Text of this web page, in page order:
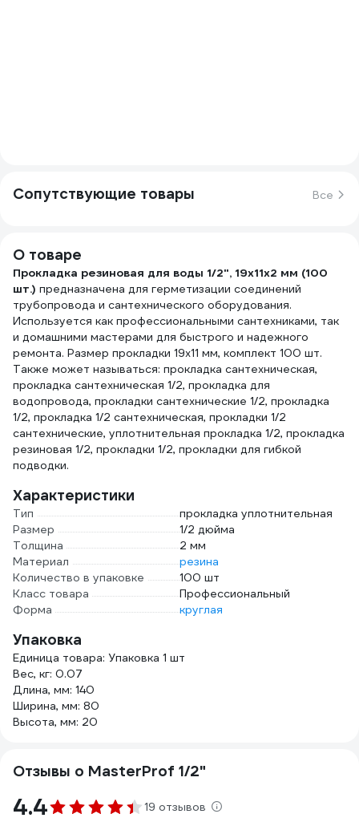
Сопутствующие товары Все
О товаре
Прокладка резиновая для воды 1/2", 19х11х2 мм (100
шт.) предназначена для герметизации соединений
трубопровода и сантехнического оборудования.
Используется как профессиональными сантехниками, так
и домашними мастерами для быстрого и надежного
ремонта. Размер прокладки 19х11 мм, комплект 100 шт.
Также может называться: прокладка сантехническая,
прокладка сантехническая 1/2, прокладка для
водопровода, прокладки сантехнические 1/2, прокладка
1/2, прокладка 1/2 сантехническая, прокладки 1/2
сантехнические, уплотнительная прокладка 1/2, прокладка
резиновая 1/2, прокладки 1/2, прокладки для гибкой
подводки.
Характеристики
Тип
прокладка уплотнительная
Размер
1/2 дюйма
Толщина
2 мм
Материал
резина
Количество в упаковке
100 шт
Класс товара
Профессиональный
Форма
круглая
Упаковка
Единица товара: Упаковка 1 шт
Вес, кг: 0.07
Длина, мм: 140
Ширина, мм: 80
Высота, мм: 20
Отзывы о MasterProf 1/2"
4.4 19 отзывов